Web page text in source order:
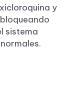
y
sistema